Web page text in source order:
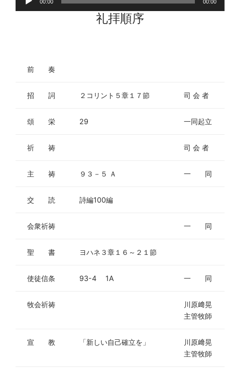
声
00:00 00:00
礼拝順序
前 奏
招 詞 ２コリント５章１７節 司 会 者
頌 栄 29 一同起立
祈 祷 司 会 者
主 祷 ９３－５ Ａ 一 同
交 読 詩編100編
会衆祈祷 一 同
聖 書 ヨハネ３章１６～２１節
使徒信条 93-4 1A 一 同
牧会祈祷
川原﨑晃
主管牧師
宣 教 「新しい自己確立を」
川原﨑晃
主管牧師